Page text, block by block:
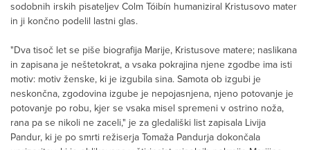
sodobnih irskih pisateljev Colm Tóibín humaniziral Kristusovo mater
in ji končno podelil lastni glas.
"Dva tisoč let se piše biografija Marije, Kristusove matere; naslikana
in zapisana je neštetokrat, a vsaka pokrajina njene zgodbe ima isti
motiv: motiv ženske, ki je izgubila sina. Samota ob izgubi je
neskončna, zgodovina izgube je nepojasnjena, njeno potovanje je
potovanje po robu, kjer se vsaka misel spremeni v ostrino noža,
rana pa se nikoli ne zaceli," je za gledališki list zapisala Livija
Pandur, ki je po smrti režiserja Tomaža Pandurja dokončala